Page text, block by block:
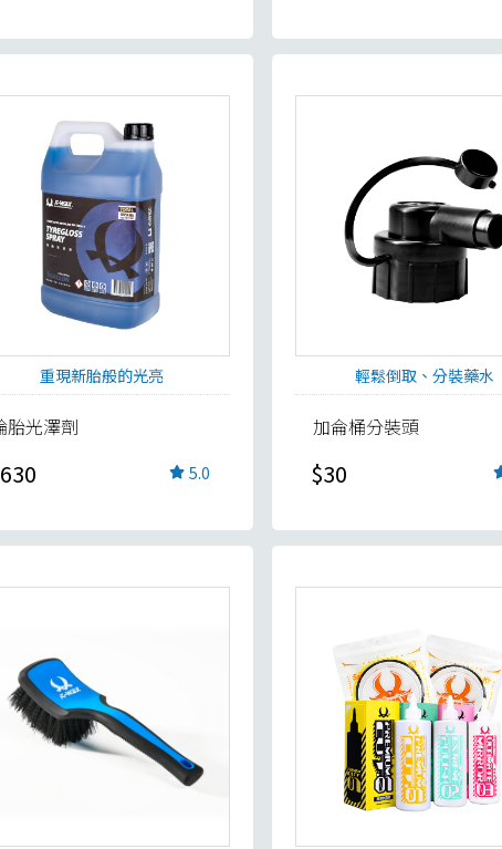
重現新胎般的光亮
胎光澤劑
5.0
輕鬆倒取、分裝藥水
加侖桶分裝頭
$30